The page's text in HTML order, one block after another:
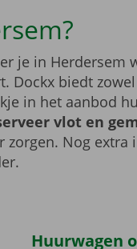
je in Herdersem
Dockx biedt zowel
in het aanbod
vlot en
zorgen. Nog extra
Huurwagen